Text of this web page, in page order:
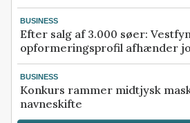
BUSINESS
Efter salg af 3.000 søer:
opformeringsprofil afhænder
BUSINESS
Konkurs rammer midtjysk
navneskifte